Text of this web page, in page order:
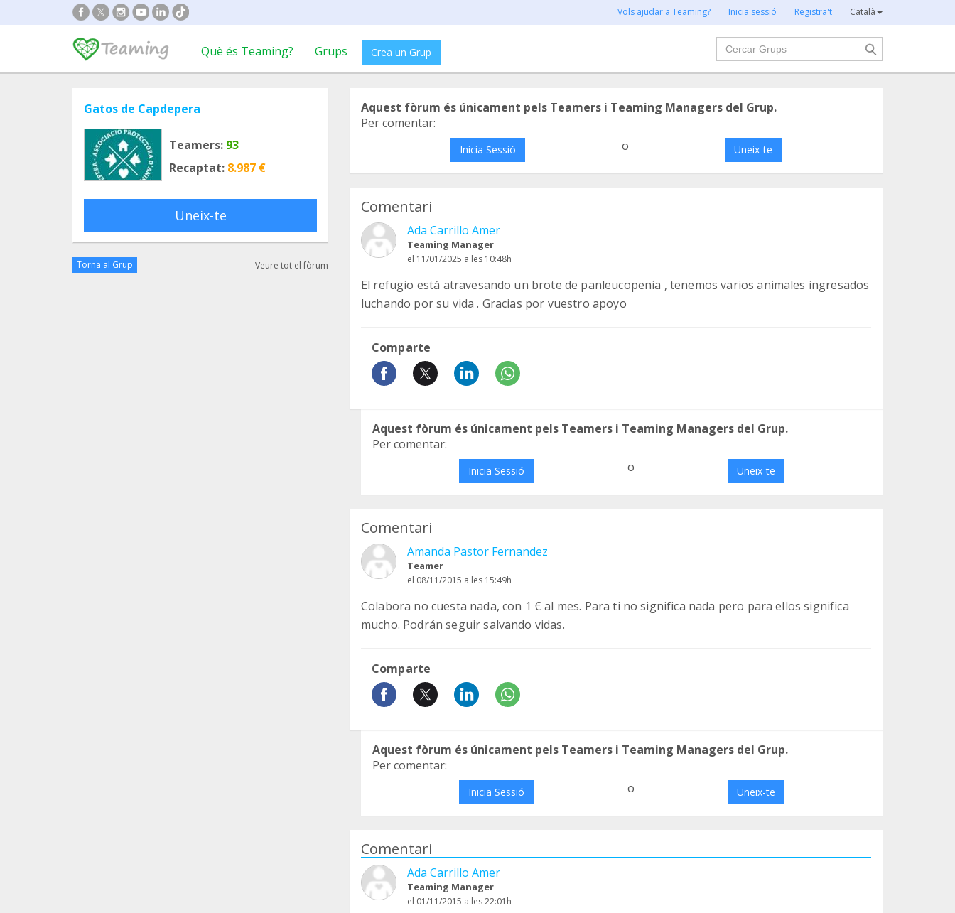
Vols ajudar a Teaming? Inicia sessió Registra't Català
Què és Teaming? Grups Crea un Grup
Cercar
Gatos de Capdepera
Teamers: 93
Recaptat: 8.987 €
Uneix-te
Torna al Grup Veure tot el fòrum
Aquest fòrum és únicament pels Teamers i Teaming Managers del Grup.
Per comentar:
Inicia Sessió o Uneix-te
Comentari
Ada Carrillo Amer
Teaming Manager
el 11/01/2025 a les 10:48h
El refugio está atravesando un brote de panleucopenia , tenemos varios animales ingresados
luchando por su vida . Gracias por vuestro apoyo
Comparte
Aquest fòrum és únicament pels Teamers i Teaming Managers del Grup.
Per comentar:
Inicia Sessió o Uneix-te
Comentari
Amanda Pastor Fernandez
Teamer
el 08/11/2015 a les 15:49h
Colabora no cuesta nada, con 1 € al mes. Para ti no significa nada pero para ellos significa
mucho. Podrán seguir salvando vidas.
Comparte
Aquest fòrum és únicament pels Teamers i Teaming Managers del Grup.
Per comentar:
Inicia Sessió o Uneix-te
Comentari
Ada Carrillo Amer
Teaming Manager
el 01/11/2015 a les 22:01h